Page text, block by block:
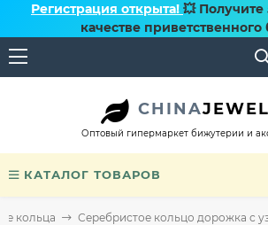
Регистрация открыта! 💥
качестве приветственного
CHINA
Оптовый гипермаркет бижутерии и
КАТАЛОГ ТОВАРОВ
кольца Серебристое кольцо дорожка с